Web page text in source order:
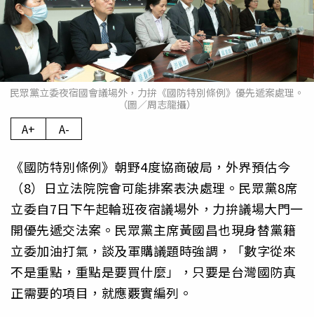
民眾黨立委夜宿國會議場外，力拚《國防特別條例》優先遞案處理。
（圖／周志龍攝）
A+ A-
《國防特別條例》朝野4度協商破局，外界預估今
（8）日立法院院會可能排案表決處理。民眾黨8席
立委自7日下午起輪班夜宿議場外，力拚議場大門一
開優先遞交法案。民眾黨主席黃國昌也現身替黨籍
立委加油打氣，談及軍購議題時強調，「數字從來
不是重點，重點是要買什麼」，只要是台灣國防真
正需要的項目，就應覈實編列。